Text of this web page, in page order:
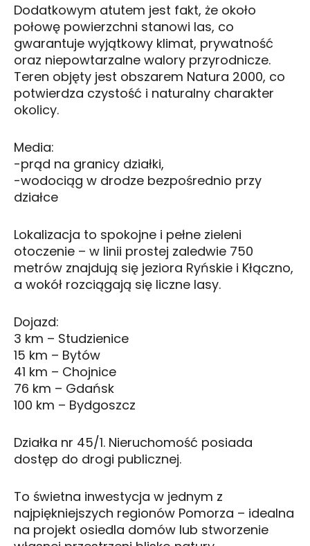
Dodatkowym atutem jest fakt, że około
połowę powierzchni stanowi las, co
gwarantuje wyjątkowy klimat, prywatność
oraz niepowtarzalne walory przyrodnicze.
Teren objęty jest obszarem Natura 2000, co
potwierdza czystość i naturalny charakter
okolicy.
Media:
-prąd na granicy działki,
-wodociąg w drodze bezpośrednio przy
działce
Lokalizacja to spokojne i pełne zieleni
otoczenie – w linii prostej zaledwie 750
metrów znajdują się jeziora Ryńskie i Kłączno,
a wokół rozciągają się liczne lasy.
Dojazd:
3 km – Studzienice
15 km – Bytów
41 km – Chojnice
76 km – Gdańsk
100 km – Bydgoszcz
Działka nr 45/1. Nieruchomość posiada
dostęp do drogi publicznej.
To świetna inwestycja w jednym z
najpiękniejszych regionów Pomorza – idealna
na projekt osiedla domów lub stworzenie